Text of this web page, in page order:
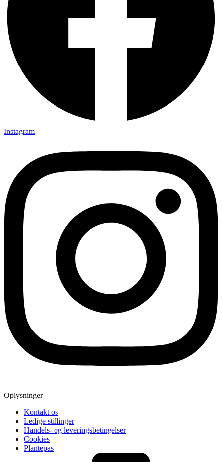
Instagram
Oplysninger
Kontakt os
Ledige stillinger
Handels- og leveringsbetingelser
Cookies
Plantepas